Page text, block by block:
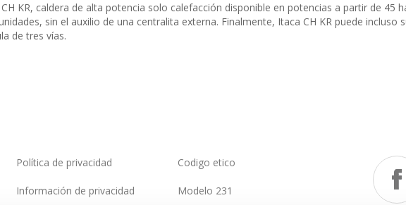
KR, caldera de alta potencia solo calefacción disponible en potencias a partir de 45
sin el auxilio de una centralita externa. Finalmente, Itaca CH KR puede incluso
de tres vías.
Política de privacidad
Información de privacidad
Codigo etico
Modelo 231